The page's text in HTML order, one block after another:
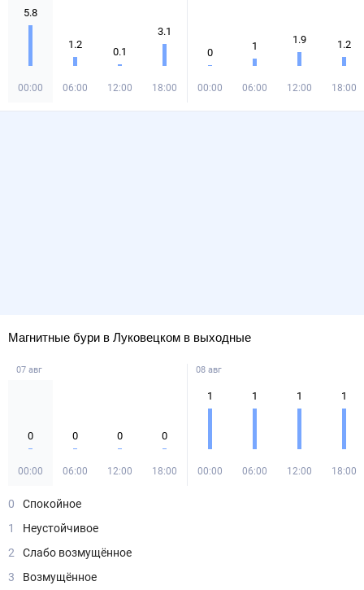
5.8
00:00
1.2
06:00
0.1
12:00
3.1
18:00
0
00:00
1
06:00
1.9
12:00
1.2
18:00
Магнитные бури в Луковецком в выходные
07 авг
0
00:00
0
06:00
0
12:00
0
18:00
08 авг
1
00:00
1
06:00
1
12:00
1
18:00
0
Спокойное
1
Неустойчивое
2
Слабо возмущённое
3
Возмущённое